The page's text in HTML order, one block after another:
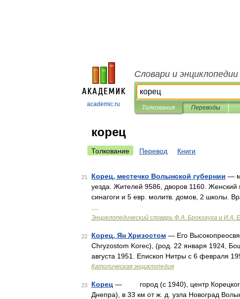
academic.ru
Словари и
Толкования Переводы
корец
Толкование Перевод Книги
21 Корец, местечко Волынской губернии —
уезда. Жителей 9586, дворов 1160. Женский
синагоги и 5 евр. молитв. домов, 2 школы.
Энциклопедический словарь Ф.А. Брокгауза и И.А.
22 Корец, Ян Хризостом — Его
Chryzostom Korec), (род. 22 января 1924,
августа 1951. Епископ Нитры с 6 февраля
Католическая энциклопедия
23 Корец — город (с 1940), центр Корецкого
Днепра), в 33 км от ж. д. узла Новоград